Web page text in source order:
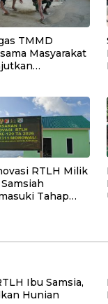
TMMD
Masyarakat
RTLH Milik
Tahap
Ibu Samsia,
Hunian